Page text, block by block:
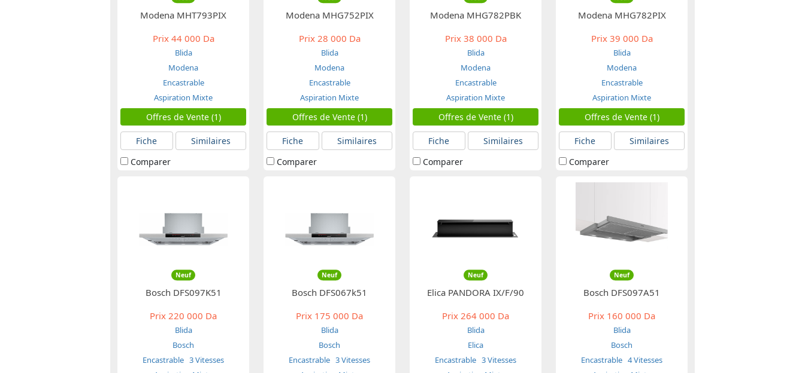
Modena MHT793PIX
Prix44 000 Da
Blida
Modena
Encastrable
Aspiration Mixte
Offres de Vente (1)
Fiche
Similaires
Comparer
Modena MHG752PIX
Prix28 000 Da
Blida
Modena
Encastrable
Aspiration Mixte
Offres de Vente (1)
Fiche
Similaires
Comparer
Modena MHG782PBK
Prix38 000 Da
Blida
Modena
Encastrable
Aspiration Mixte
Offres de Vente (1)
Fiche
Similaires
Comparer
Modena MHG782PIX
Prix39 000 Da
Blida
Modena
Encastrable
Aspiration Mixte
Offres de Vente (1)
Fiche
Similaires
Comparer
Neuf
Bosch DFS097K51
Prix 220 000 Da
Blida
Bosch
Encastrable 3 Vitesses
Neuf
Bosch DFS067k51
Prix 175 000 Da
Blida
Bosch
Encastrable 3 Vitesses
Neuf
Elica PANDORA IX/F/90
Prix 264 000 Da
Blida
Elica
Encastrable 3 Vitesses
Neuf
Bosch DFS097A51
Prix 160 000 Da
Blida
Bosch
Encastrable 4 Vitesses